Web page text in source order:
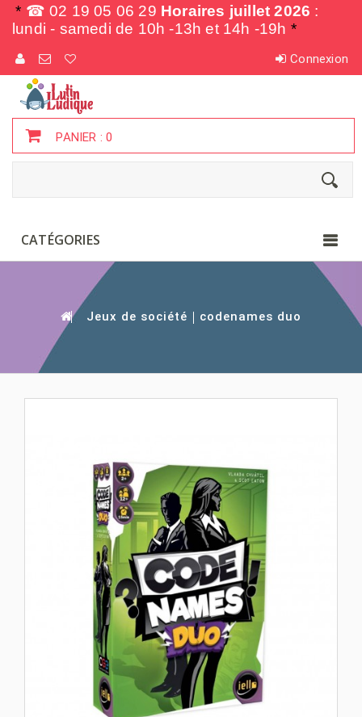
* ☎ 02 19 05 06 29 Horaires juillet 2026 :
lundi - samedi de 10h -13h et 14h -19h *
Connexion
PANIER :0
CATÉGORIES
Jeux de société codenames duo